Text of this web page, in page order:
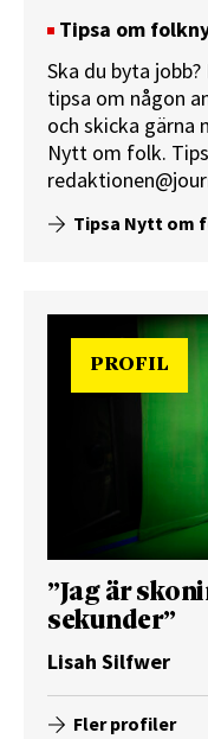
Tipsa om
Ska du byta
tipsa om någon
och skicka gärna
Nytt om folk.
Tipsa Nytt om
PROFIL
”Jag är
sekunder”
Lisah Silfwer
Fler profiler